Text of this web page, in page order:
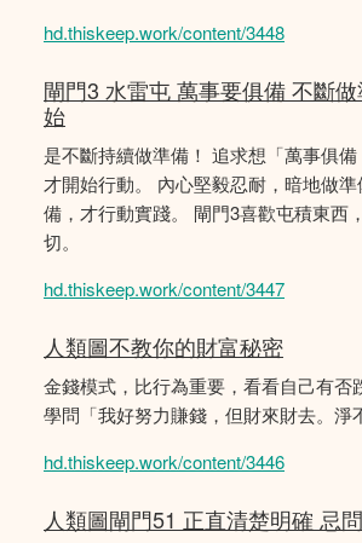
hd.thiskeep.work/content/3448
閘門3 水雷屯 萬事要俱備 不斷
始
是不斷持續做準備！ 追求想「萬事俱備
才開始行動。 內心堅毅忍耐，暗地做
備，才行動實踐。 閘門3喜歡屯積東西
切。
hd.thiskeep.work/content/3447
人類圖不教你的財富秘密
金錢模式，比行為重要，看看自己有否
學問「我好努力賺錢，但財來財去。淨
hd.thiskeep.work/content/3446
人類圖閘門51 正直清楚明確 忌